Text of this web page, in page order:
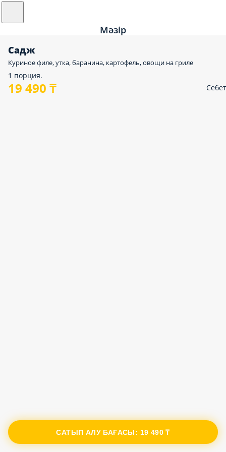
Мәзір
Садж
Куриное филе, утка, баранина, картофель, овощи на гриле
1 порция.
19 490 ₸
САТЫП АЛУ БАҒАСЫ: 19 490 ₸